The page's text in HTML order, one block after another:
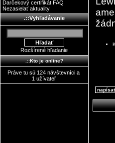
Darčekový certifikát FAQ
Nezasielať aktuality
.::Vyhľadávanie
Rozšírené hľadanie
.::Kto je online?
Práve tu sú 124 návštevníci a
1 užívateľ